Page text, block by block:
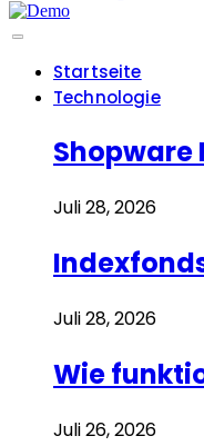
Startseite
Technologie
Shopware
Juli 28, 2026
Juli 28, 2026
Wie
Juli 26, 2026